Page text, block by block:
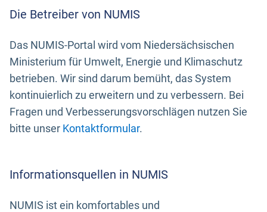
Die Betreiber von NUMIS
Das NUMIS-Portal wird vom Niedersächsischen
Ministerium für Umwelt, Energie und Klimaschutz
betrieben. Wir sind darum bemüht, das System
kontinuierlich zu erweitern und zu verbessern. Bei
Fragen und Verbesserungsvorschlägen nutzen Sie
bitte unser Kontaktformular.
Informationsquellen in NUMIS
NUMIS ist ein komfortables und